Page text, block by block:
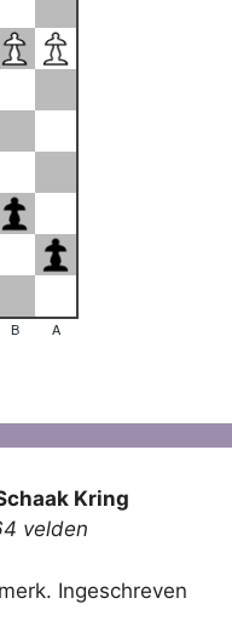
Kring
velden
Ingeschreven